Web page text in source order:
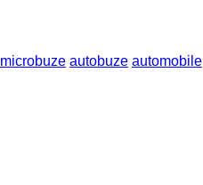
microbuze autobuze automobile